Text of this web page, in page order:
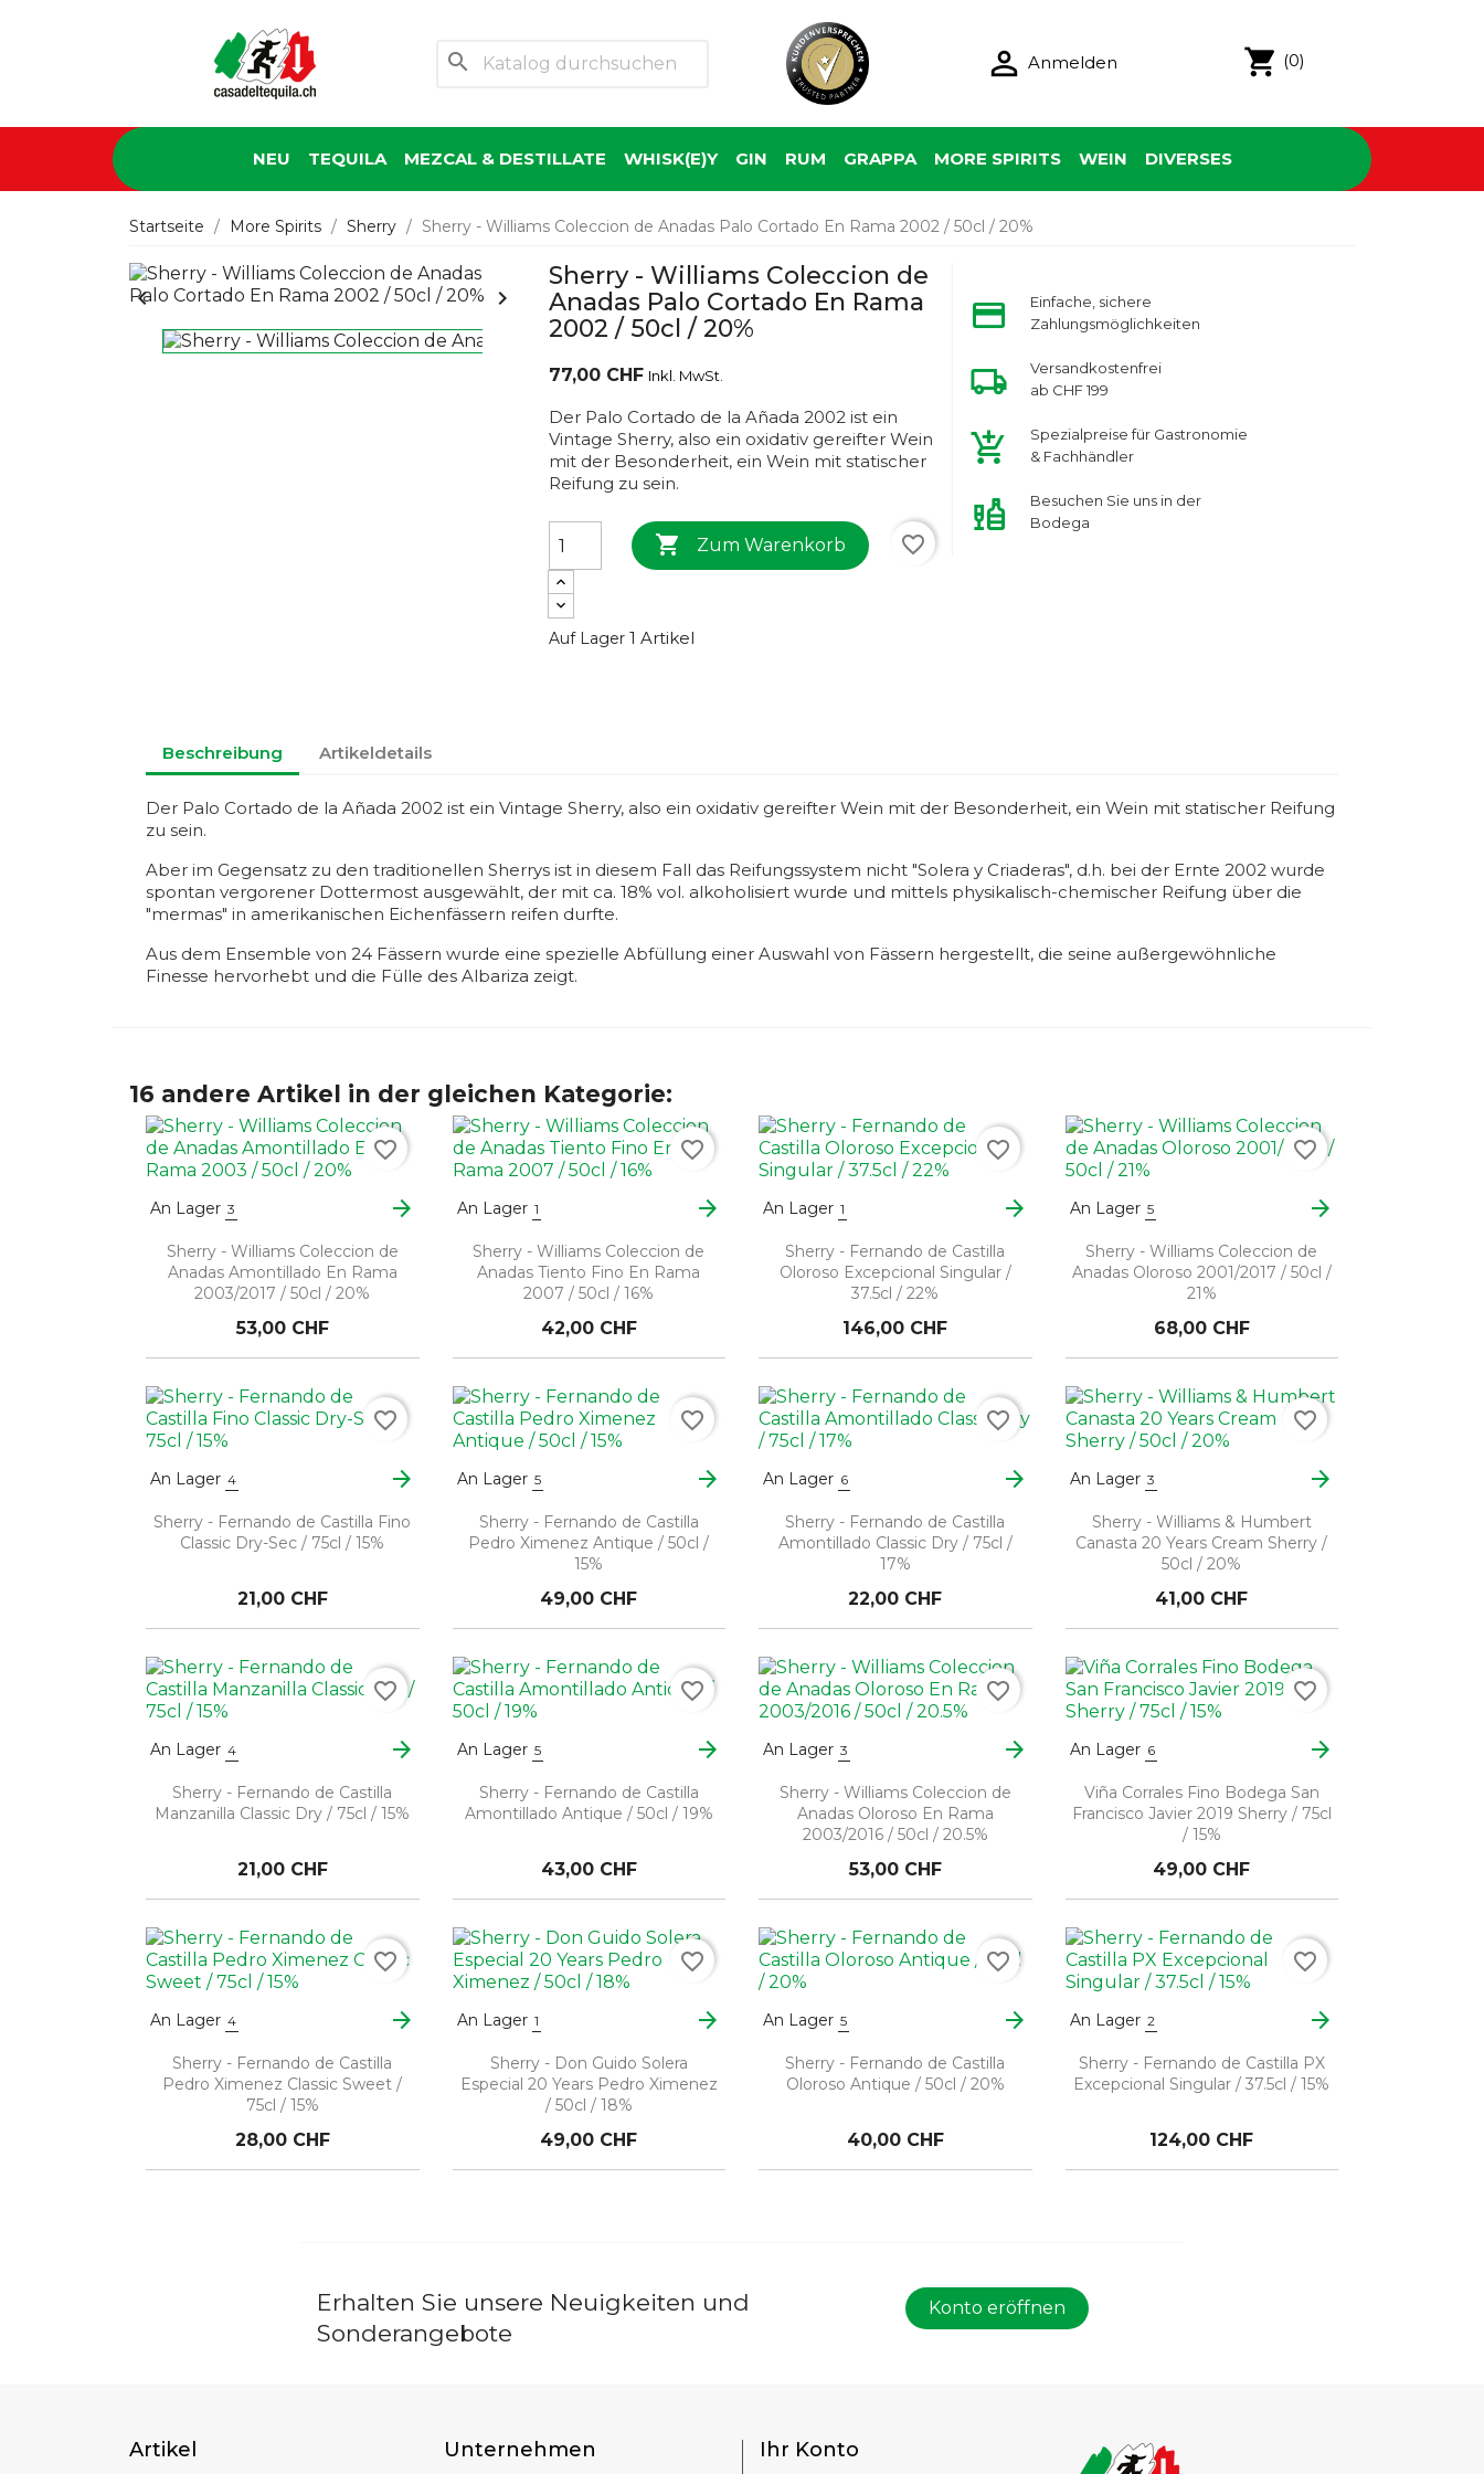
search  Anmelden shopping_cart (0)
NEU TEQUILA MEZCAL & DESTILLATE WHISK(E)Y GIN RUM GRAPPA MORE SPIRITS WEIN DIVERSES
Startseite More Spirits Sherry Sherry - Williams Coleccion de Anadas Palo Cortado En Rama 2002 / 50cl / 20%
 
Sherry - Williams Coleccion de
Anadas Palo Cortado En Rama
2002 / 50cl / 20%
77,00 CHF Inkl. MwSt.
Der Palo Cortado de la Añada 2002 ist ein
Vintage Sherry, also ein oxidativ gereifter Wein
mit der Besonderheit, ein Wein mit statischer
Reifung zu sein.
 Zum Warenkorb favorite_border
Auf Lager 1 Artikel
Einfache, sichere
Zahlungsmöglichkeiten
Versandkostenfrei
ab CHF 199
Spezialpreise für Gastronomie
& Fachhändler
Besuchen Sie uns in der
Bodega
Beschreibung Artikeldetails
Der Palo Cortado de la Añada 2002 ist ein Vintage Sherry, also ein oxidativ gereifter Wein mit der Besonderheit, ein Wein mit statischer Reifung
zu sein.
Aber im Gegensatz zu den traditionellen Sherrys ist in diesem Fall das Reifungssystem nicht "Solera y Criaderas", d.h. bei der Ernte 2002 wurde
spontan vergorener Dottermost ausgewählt, der mit ca. 18% vol. alkoholisiert wurde und mittels physikalisch-chemischer Reifung über die
"mermas" in amerikanischen Eichenfässern reifen durfte.
Aus dem Ensemble von 24 Fässern wurde eine spezielle Abfüllung einer Auswahl von Fässern hergestellt, die seine außergewöhnliche
Finesse hervorhebt und die Fülle des Albariza zeigt.
16 andere Artikel in der gleichen Kategorie:
An Lager 3 arrow_forward
Sherry - Williams Coleccion de
Anadas Amontillado En Rama
2003/2017 / 50cl / 20%
53,00 CHF
favorite_border
An Lager 1 arrow_forward
Sherry - Williams Coleccion de
Anadas Tiento Fino En Rama
2007 / 50cl / 16%
42,00 CHF
favorite_border
An Lager 1 arrow_forward
Sherry - Fernando de Castilla
Oloroso Excepcional Singular /
37.5cl / 22%
146,00 CHF
favorite_border
An Lager 5 arrow_forward
Sherry - Williams Coleccion de
Anadas Oloroso 2001/2017 / 50cl /
21%
68,00 CHF
favorite_border
An Lager 4 arrow_forward
Sherry - Fernando de Castilla Fino
Classic Dry-Sec / 75cl / 15%
21,00 CHF
favorite_border
An Lager 5 arrow_forward
Sherry - Fernando de Castilla
Pedro Ximenez Antique / 50cl /
15%
49,00 CHF
favorite_border
An Lager 6 arrow_forward
Sherry - Fernando de Castilla
Amontillado Classic Dry / 75cl /
17%
22,00 CHF
favorite_border
An Lager 3 arrow_forward
Sherry - Williams & Humbert
Canasta 20 Years Cream Sherry /
50cl / 20%
41,00 CHF
favorite_border
An Lager 4 arrow_forward
Sherry - Fernando de Castilla
Manzanilla Classic Dry / 75cl / 15%
21,00 CHF
favorite_border
An Lager 5 arrow_forward
Sherry - Fernando de Castilla
Amontillado Antique / 50cl / 19%
43,00 CHF
favorite_border
An Lager 3 arrow_forward
Sherry - Williams Coleccion de
Anadas Oloroso En Rama
2003/2016 / 50cl / 20.5%
53,00 CHF
favorite_border
An Lager 6 arrow_forward
Viña Corrales Fino Bodega San
Francisco Javier 2019 Sherry / 75cl
/ 15%
49,00 CHF
favorite_border
An Lager 4 arrow_forward
Sherry - Fernando de Castilla
Pedro Ximenez Classic Sweet /
75cl / 15%
28,00 CHF
favorite_border
An Lager 1 arrow_forward
Sherry - Don Guido Solera
Especial 20 Years Pedro Ximenez
/ 50cl / 18%
49,00 CHF
favorite_border
An Lager 5 arrow_forward
Sherry - Fernando de Castilla
Oloroso Antique / 50cl / 20%
40,00 CHF
favorite_border
An Lager 2 arrow_forward
Sherry - Fernando de Castilla PX
Excepcional Singular / 37.5cl / 15%
124,00 CHF
favorite_border
Erhalten Sie unsere Neuigkeiten und
Sonderangebote
Konto eröffnen
Artikel Unternehmen Ihr Konto